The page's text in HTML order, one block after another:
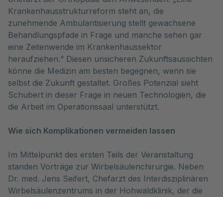
Krankenhausstrukturreform steht an, die
zunehmende Ambulantisierung stellt gewachsene
Behandlungspfade in Frage und manche sehen gar
eine Zeitenwende im Krankenhaussektor
heraufziehen.“ Diesen unsicheren Zukunftsaussichten
könne die Medizin am besten begegnen, wenn sie
selbst die Zukunft gestaltet. Großes Potenzial sieht
Schubert in dieser Frage in neuen Technologien, die
die Arbeit im Operationssaal unterstützt.
Wie sich Komplikationen vermeiden lassen
Im Mittelpunkt des ersten Teils der Veranstaltung
standen Vorträge zur Wirbelsäulenchirurgie. Neben
Dr. med. Jens Seifert, Chefarzt des Interdisziplinären
Wirbelsäulenzentrums in der Hohwaldklinik, der die